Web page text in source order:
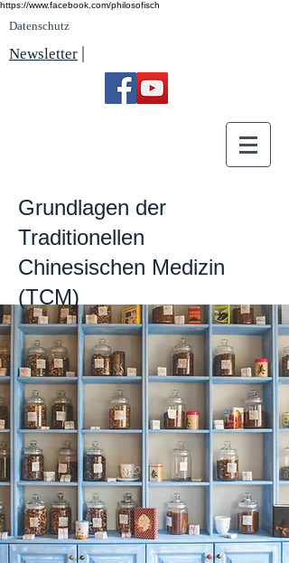
https://www.facebook.com/philosofisch
Datenschutz
Newsletter |
Grundlagen der
Traditionellen
Chinesischen Medizin
(TCM)